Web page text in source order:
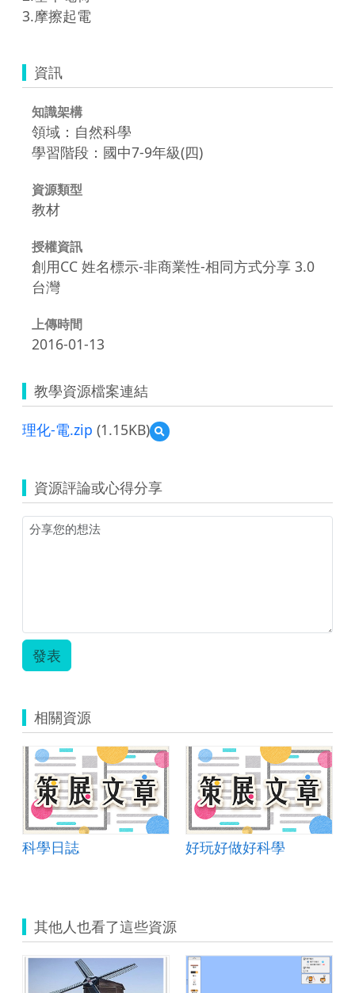
3.摩擦起電
資訊
知識架構
領域：自然科學
學習階段：國中7-9年級(四)
資源類型
教材
授權資訊
創用CC 姓名標示-非商業性-相同方式分享 3.0
台灣
上傳時間
2016-01-13
教學資源檔案連結
理化-電.zip (1.15KB)
預
覽
資源評論或心得分享
發表
相關資源
科學日誌 好玩好做好科學
其他人也看了這些資源